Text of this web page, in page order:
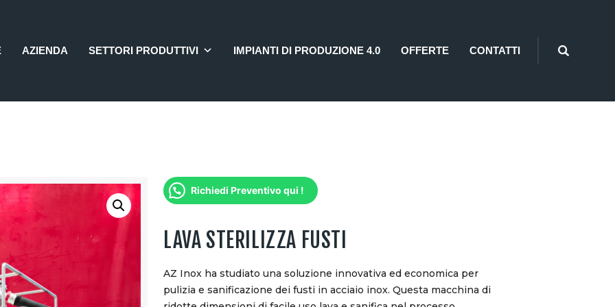
AZIENDA SETTORI PRODUTTIVI IMPIANTI DI PRODUZIONE 4.0 OFFERTE CONTATTI
AZIENDA
4.0
Richiedi Preventivo qui !
LAVA STERILIZZA FUSTI
AZ Inox ha studiato una soluzione innovativa ed economica per
pulizia e sanificazione dei fusti in acciaio inox. Questa macchina di